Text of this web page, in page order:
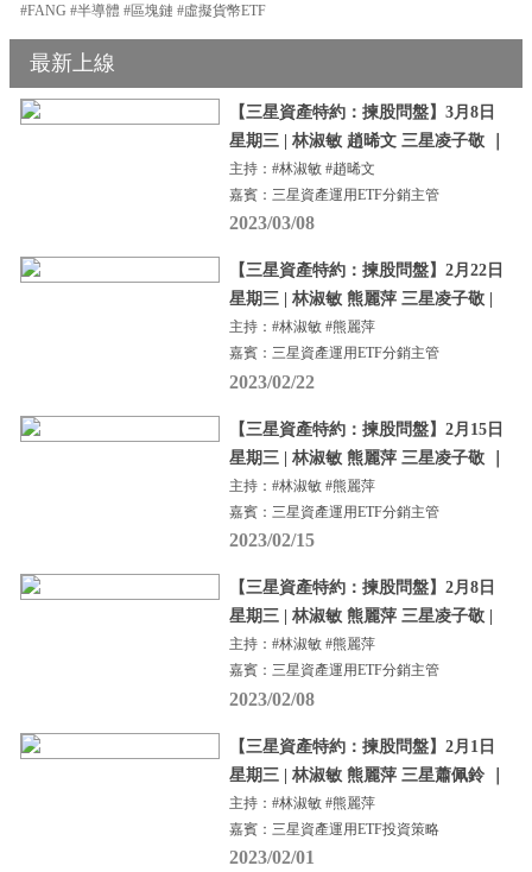
#FANG #半導體 #區塊鏈 #虛擬貨幣ETF
最新上線
【三星資產特約：揀股問盤】3月8日
星期三 | 林淑敏 趙晞文 三星凌子敬 ｜
主持：#林淑敏 #趙晞文
嘉賓：三星資產運用ETF分銷主管
2023/03/08
【三星資產特約：揀股問盤】2月22日
星期三 | 林淑敏 熊麗萍 三星凌子敬 |
主持：#林淑敏 #熊麗萍
嘉賓：三星資產運用ETF分銷主管
2023/02/22
【三星資產特約：揀股問盤】2月15日
星期三 | 林淑敏 熊麗萍 三星凌子敬 ｜
主持：#林淑敏 #熊麗萍
嘉賓：三星資產運用ETF分銷主管
2023/02/15
【三星資產特約：揀股問盤】2月8日
星期三 | 林淑敏 熊麗萍 三星凌子敬 |
主持：#林淑敏 #熊麗萍
嘉賓：三星資產運用ETF分銷主管
2023/02/08
【三星資產特約：揀股問盤】2月1日
星期三 | 林淑敏 熊麗萍 三星蕭佩鈴 ｜
主持：#林淑敏 #熊麗萍
嘉賓：三星資產運用ETF投資策略
2023/02/01